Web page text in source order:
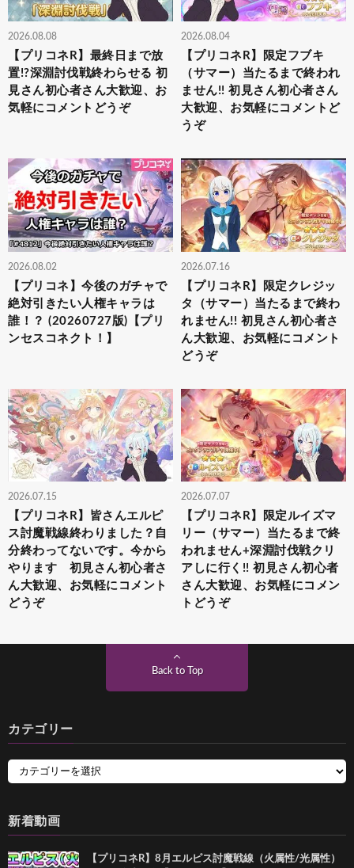
2026.08.08
【プリコネR】最終日まで放
置!?深淵討伐戦終わらせる 初
見さん初心者さん大歓迎、お
気軽にコメントどうぞ
2026.08.04
【プリコネR】限定フブキ
（サマー）当たるまで終われ
ません!! 初見さん初心者さん
大歓迎、お気軽にコメントど
うぞ
2026.08.02
【プリコネ】今後のガチャで
絶対引きたい人権キャラは
誰！？ (20260727版)【プリ
ンセスコネクト！】
2026.07.16
【プリコネR】限定クレジッ
タ（サマー）当たるまで終わ
れません!! 初見さん初心者さ
ん大歓迎、お気軽にコメント
どうぞ
2026.07.15
【プリコネR】皆さんエルピ
ス討魔戦線終わりました？自
分終わってないです。今から
やります 初見さん初心者さ
ん大歓迎、お気軽にコメント
どうぞ
2026.07.07
【プリコネR】限定ルイズマ
リー（サマー）当たるまで終
われません+深淵討伐戦クリ
アしに行く!! 初見さん初心者
さん大歓迎、お気軽にコメン
トどうぞ
Back to Top
カテゴリー
新着動画
【プリコネR】8月エルピス討魔戦線（火属性/光属性）